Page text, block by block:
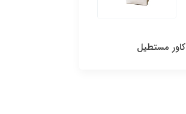
کاور مستطیل